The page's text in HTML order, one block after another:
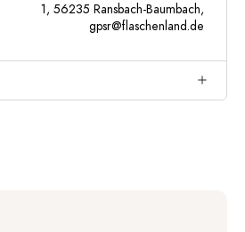
1, 56235 Ransbach-Baumbach,
gpsr@flaschenland.de